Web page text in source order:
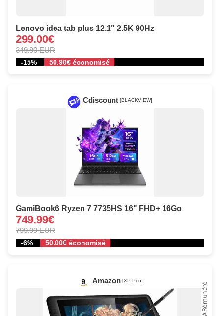
Lenovo idea tab plus 12.1" 2.5K 90Hz
299.00€
349.90 EUR
-15% 50.90€ économisé
Cdiscount [BLACKVIEW]
GamiBook6 Ryzen 7 7735HS 16" FHD+ 16Go
749.99€
799.99 EUR
-6% 50.00€ économisé
Amazon [XP-Pen]